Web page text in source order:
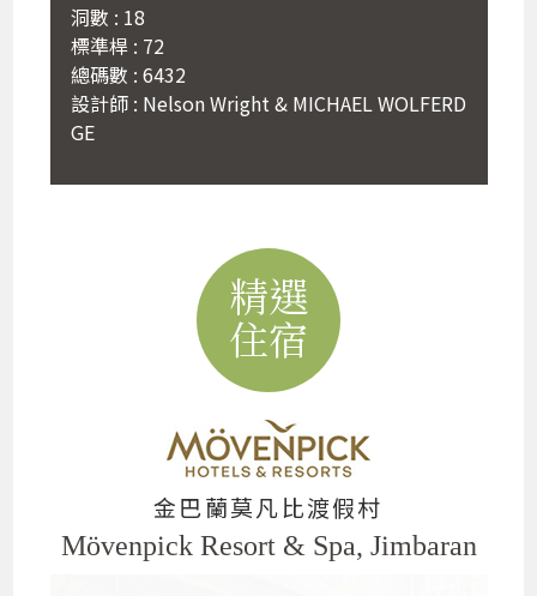
洞數 : 18
標準桿 : 72
總碼數 : 6432
設計師 : Nelson Wright & MICHAEL WOLFERD
GE
精選
住宿
金巴蘭莫凡比渡假村
Mövenpick Resort & Spa, Jimbaran